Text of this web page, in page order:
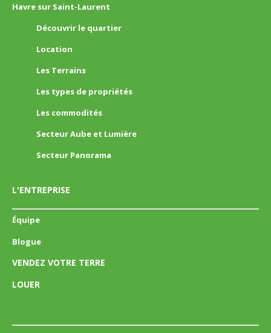
Havre sur Saint-Laurent
Découvrir le quartier
Location
Les Terrains
Les types de propriétés
Les commodités
Secteur Aube et Lumière
Secteur Panorama
L'ENTREPRISE
Équipe
Blogue
VENDEZ VOTRE TERRE
LOUER